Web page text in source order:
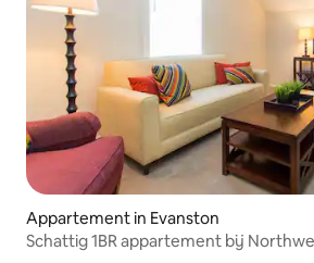
Appartement in Evanston
Schattig 1BR appartement bij